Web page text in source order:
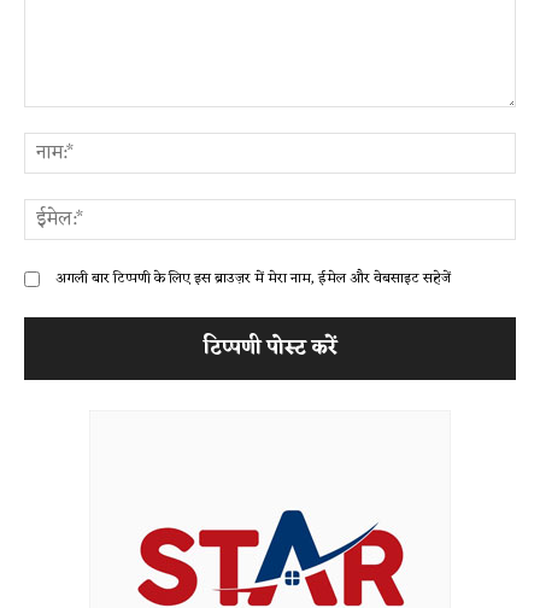
अगली बार टिप्पणी के लिए इस ब्राउज़र में मेरा नाम, ईमेल और वेबसाइट सहेजें